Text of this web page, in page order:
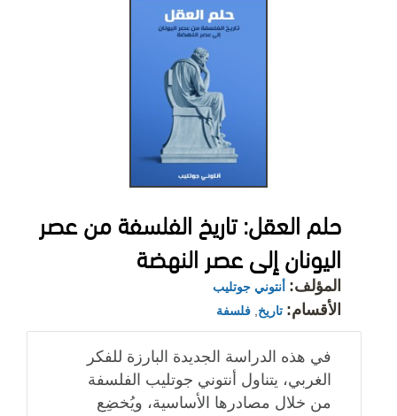
حلم العقل: تاريخ الفلسفة من عصر
اليونان إلى عصر النهضة
المؤلف: أنتوني جوتليب
الأقسام: تاريخ, فلسفة
في هذه الدراسة الجديدة البارزة للفكر
الغربي، يتناول أنتوني جوتليب الفلسفة
من خلال مصادرها الأساسية، ويُخضِع